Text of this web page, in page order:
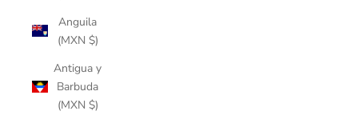
Anguila
(MXN $)
Antigua y
Barbuda
(MXN $)